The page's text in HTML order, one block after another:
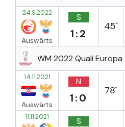
24.9.2022
Auswärts
S
1:2
45`
WM 2022 Quali Europa
14.11.2021
Auswärts
N
1:0
78`
11.11.2021 S